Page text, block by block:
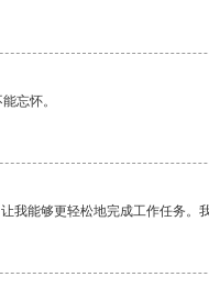
忘怀。
我能够更轻松地完成工作任务。